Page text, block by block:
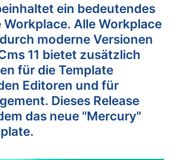
ein bedeutendes
Alle Workplace
moderne Versionen
11 bietet zusätzlich
für die Template
Editoren und für
Dieses Release
das neue "Mercury"